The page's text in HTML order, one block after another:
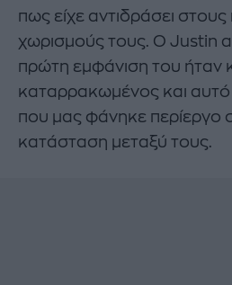
πως είχε αντιδράσει
χωρισμούς τους. Ο Justin
πρώτη εμφάνιση του ήταν
καταρρακωμένος και αυτό
που μας φάνηκε περίεργο
κατάσταση μεταξύ τους.